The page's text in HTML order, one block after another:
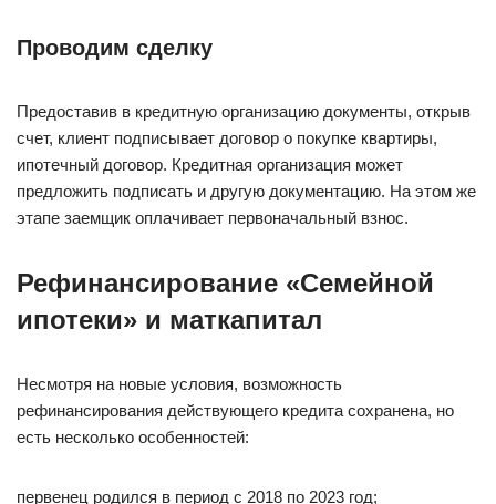
Проводим сделку
Предоставив в кредитную организацию документы, открыв
счет, клиент подписывает договор о покупке квартиры,
ипотечный договор. Кредитная организация может
предложить подписать и другую документацию. На этом же
этапе заемщик оплачивает первоначальный взнос.
Рефинансирование «Семейной
ипотеки» и маткапитал
Несмотря на новые условия, возможность
рефинансирования действующего кредита сохранена, но
есть несколько особенностей:
первенец родился в период с 2018 по 2023 год;